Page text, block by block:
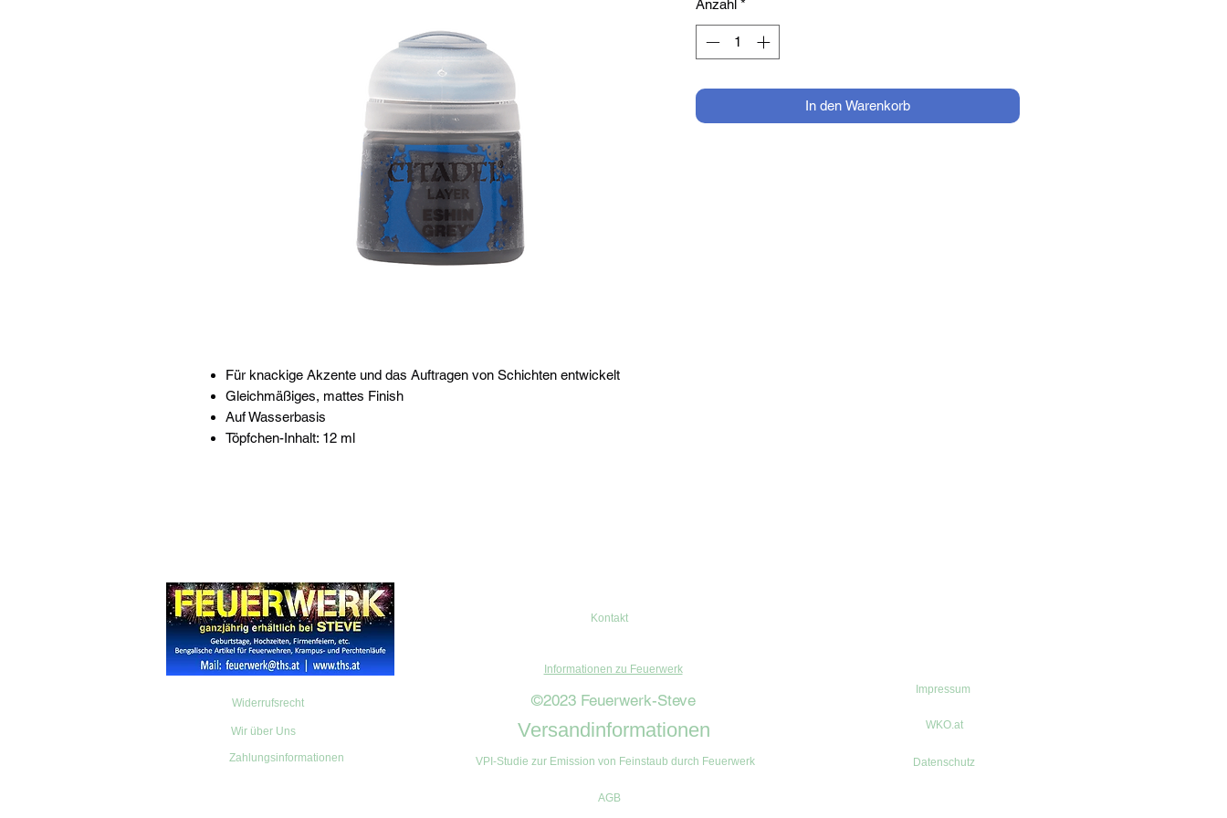
Für knackige Akzente und das Auftragen von Schichten entwickelt
Gleichmäßiges, mattes Finish
Auf Wasserbasis
Töpfchen-Inhalt: 12 ml
Anzahl *
In den Warenkorb
Widerrufsrecht
Wir über Uns
Zahlungsinformationen
Kontakt
Informationen zu Feuerwerk
©2023 Feuerwerk-Steve
Versandinformationen
VPI-Studie zur Emission von Feinstaub durch Feuerwerk
AGB
Impressum
WKO.at
Datenschutz